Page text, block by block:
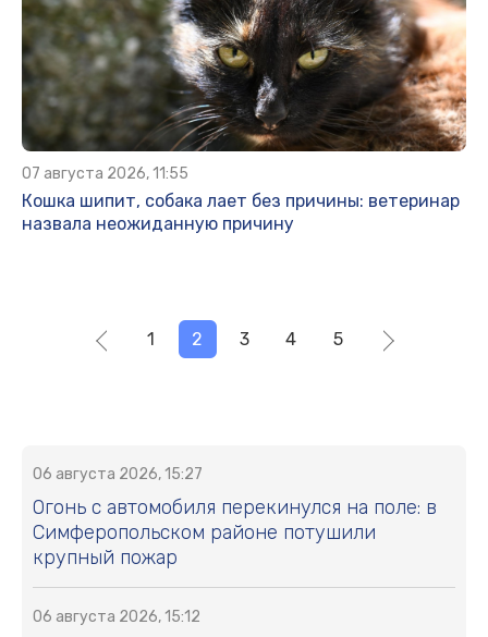
07 августа 2026, 11:55
Кошка шипит, собака лает без причины: ветеринар
назвала неожиданную причину
1 2 3 4 5
06 августа 2026, 15:27
Огонь с автомобиля перекинулся на поле: в
Симферопольском районе потушили
крупный пожар
06 августа 2026, 15:12